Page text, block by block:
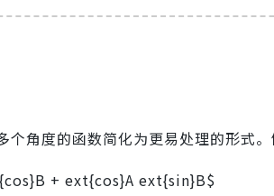
角度的函数简化为更易处理的形式。
+ ext{cos}A ext{sin}B$